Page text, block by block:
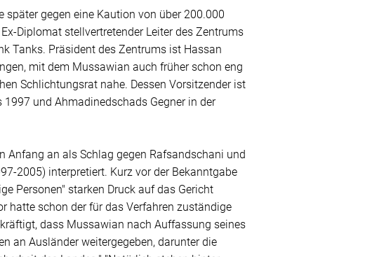
gegen eine Kaution von über 200.000
Diplomat stellvertretender Leiter des Zentrums
Tanks. Präsident des Zentrums ist Hassan
mit dem Mussawian auch früher schon eng
Schlichtungsrat nahe. Dessen Vorsitzender ist
und Ahmadinedschads Gegner in der
Anfang an als Schlag gegen Rafsandschani und
2005) interpretiert. Kurz vor der Bekanntgabe
Personen" starken Druck auf das Gericht
hatte schon der für das Verfahren zuständige
dass Mussawian nach Auffassung seines
an Ausländer weitergegeben, darunter die